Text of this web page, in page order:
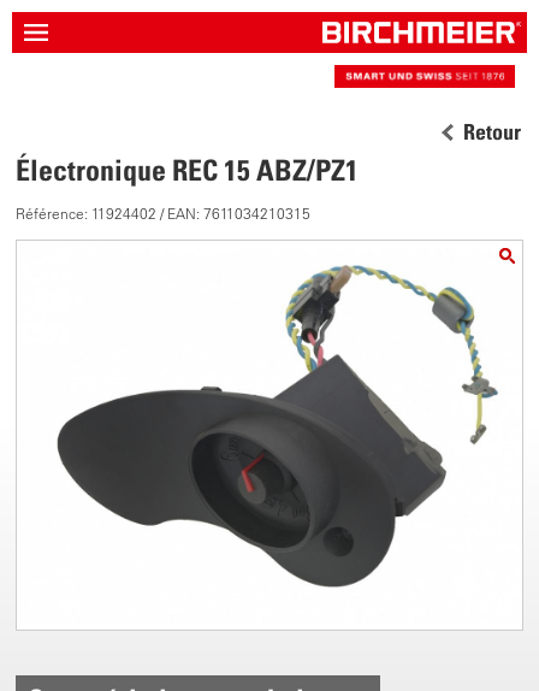
Retour
Électronique REC 15 ABZ/PZ1
Référence: 11924402 / EAN: 7611034210315